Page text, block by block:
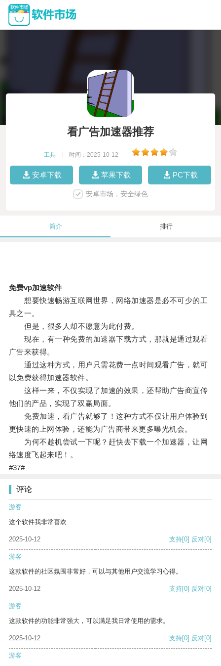
看广告加速器推荐
工具 时间：2025-10-12
安卓下载 苹果下载 PC下载
安卓市场，安全绿色
简介 排行
免费vp加速软件
想要快速畅游互联网世界，网络加速器是必不可少的工
具之一。
但是，很多人却不愿意为此付费。
现在，有一种免费的加速器下载方式，那就是通过观看
广告来获得。
通过这种方式，用户只需花费一点时间观看广告，就可
以免费获得加速器软件。
这样一来，不仅实现了加速的效果，还帮助广告商宣传
他们的产品，实现了双赢局面。
免费加速，看广告就够了！这种方式不仅让用户体验到
更快速的上网体验，还能为广告商带来更多曝光机会。
为何不趁机尝试一下呢？赶快去下载一个加速器，让网
络速度飞起来吧！。
#37#
评论
游客
这个软件我非常喜欢
2025-10-12 支持[0] 反对[0]
游客
这款软件的社区氛围非常好，可以与其他用户交流学习心得。
2025-10-12 支持[0] 反对[0]
游客
这款软件的功能非常强大，可以满足我日常使用的需求。
2025-10-12 支持[0] 反对[0]
游客